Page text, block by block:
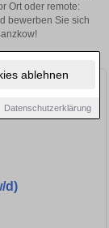
ablehnen
Datenschutzerklärung
Ort oder remote:
bewerben Sie sich
d)